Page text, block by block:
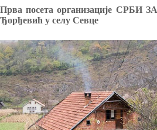
Прва посета организације СРБИ
Ђорђевић у селу Севце